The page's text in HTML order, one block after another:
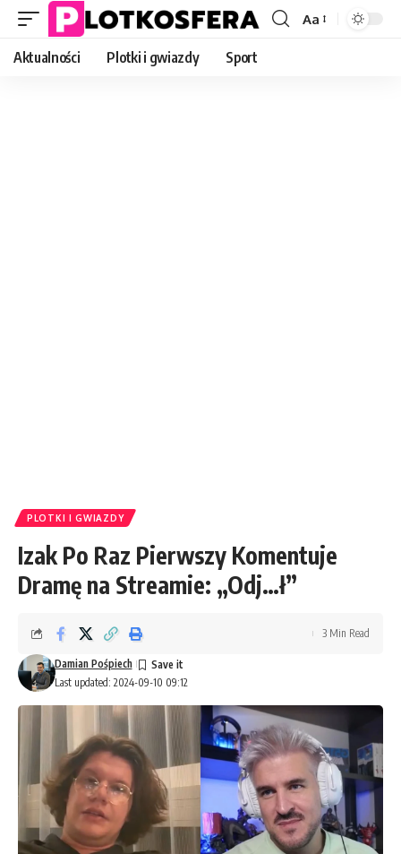
Font
Aa
Aktualności Plotki i gwiazdy Sport
PLOTKI I GWIAZDY
Izak Po Raz Pierwszy Komentuje
Dramę na Streamie: „Odj…ł”
Last updated: 2024-09-10 09:12
Damian Pośpiech
3 Min Read